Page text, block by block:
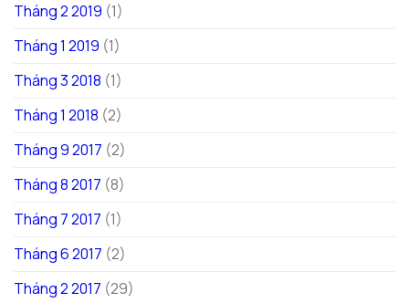
Tháng 2 2019 (1)
Tháng 1 2019 (1)
Tháng 3 2018 (1)
Tháng 1 2018 (2)
Tháng 9 2017 (2)
Tháng 8 2017 (8)
Tháng 7 2017 (1)
Tháng 6 2017 (2)
Tháng 2 2017 (29)